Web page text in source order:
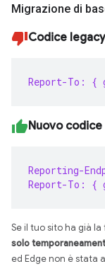
Migrazione di
Codice
Report-To:
Nuovo
Reporting-
Report-To:
Se il tuo sito ha già
solo
ed Edge non è stata